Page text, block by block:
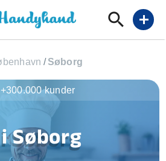
add
/Søborg
Søborg
+300.000 kunder